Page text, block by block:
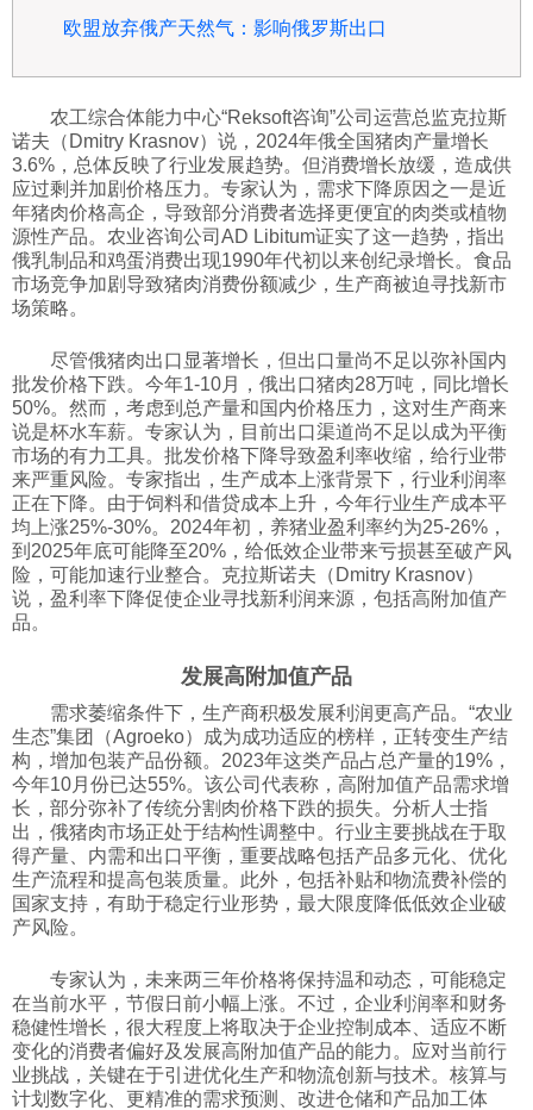
欧盟放弃俄产天然气：影响俄罗斯出口
农工综合体能力中心“Reksoft咨询”公司运营总监克拉斯
诺夫（Dmitry Krasnov）说，2024年俄全国猪肉产量增长
3.6%，总体反映了行业发展趋势。但消费增长放缓，造成供
应过剩并加剧价格压力。专家认为，需求下降原因之一是近
年猪肉价格高企，导致部分消费者选择更便宜的肉类或植物
源性产品。农业咨询公司AD Libitum证实了这一趋势，指出
俄乳制品和鸡蛋消费出现1990年代初以来创纪录增长。食品
市场竞争加剧导致猪肉消费份额减少，生产商被迫寻找新市
场策略。
尽管俄猪肉出口显著增长，但出口量尚不足以弥补国内
批发价格下跌。今年1-10月，俄出口猪肉28万吨，同比增长
50%。然而，考虑到总产量和国内价格压力，这对生产商来
说是杯水车薪。专家认为，目前出口渠道尚不足以成为平衡
市场的有力工具。批发价格下降导致盈利率收缩，给行业带
来严重风险。专家指出，生产成本上涨背景下，行业利润率
正在下降。由于饲料和借贷成本上升，今年行业生产成本平
均上涨25%-30%。2024年初，养猪业盈利率约为25-26%，
到2025年底可能降至20%，给低效企业带来亏损甚至破产风
险，可能加速行业整合。克拉斯诺夫（Dmitry Krasnov）
说，盈利率下降促使企业寻找新利润来源，包括高附加值产
品。
发展高附加值产品
需求萎缩条件下，生产商积极发展利润更高产品。“农业
生态”集团（Agroeko）成为成功适应的榜样，正转变生产结
构，增加包装产品份额。2023年这类产品占总产量的19%，
今年10月份已达55%。该公司代表称，高附加值产品需求增
长，部分弥补了传统分割肉价格下跌的损失。分析人士指
出，俄猪肉市场正处于结构性调整中。行业主要挑战在于取
得产量、内需和出口平衡，重要战略包括产品多元化、优化
生产流程和提高包装质量。此外，包括补贴和物流费补偿的
国家支持，有助于稳定行业形势，最大限度降低低效企业破
产风险。
专家认为，未来两三年价格将保持温和动态，可能稳定
在当前水平，节假日前小幅上涨。不过，企业利润率和财务
稳健性增长，很大程度上将取决于企业控制成本、适应不断
变化的消费者偏好及发展高附加值产品的能力。应对当前行
业挑战，关键在于引进优化生产和物流创新与技术。核算与
计划数字化、更精准的需求预测、改进仓储和产品加工体